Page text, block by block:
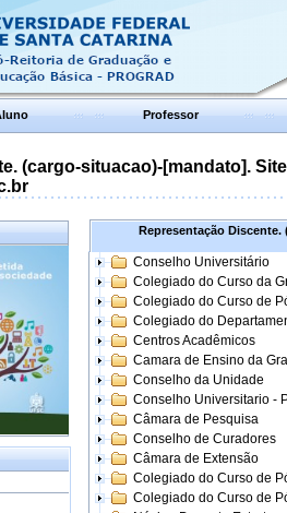
Professor
(cargo-situacao)-[mandato].
Representação Discente.
Conselho Universitário
Colegiado do Curso da
Colegiado do Curso de
Colegiado do
Centros Acadêmicos
Camara de Ensino da
Conselho da Unidade
Conselho Universitario -
Câmara de Pesquisa
Conselho de Curadores
Câmara de Extensão
Colegiado do Curso de
Colegiado do Curso de